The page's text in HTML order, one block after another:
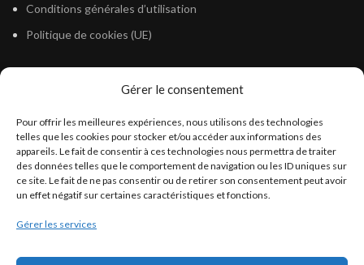
Gérer le consentement
Pour offrir les meilleures expériences, nous utilisons des technologies
telles que les cookies pour stocker et/ou accéder aux informations des
appareils. Le fait de consentir à ces technologies nous permettra de traiter
des données telles que le comportement de navigation ou les ID uniques sur
ce site. Le fait de ne pas consentir ou de retirer son consentement peut avoir
un effet négatif sur certaines caractéristiques et fonctions.
Gérer les services
Conditions générales d’utilisation
Politique de cookies (UE)
Législation Gasoil Fioul GNR
Législation Essence
Législation Adblue
Législation Eau
Législation Lubrifiant
Législation Phytosanitaire